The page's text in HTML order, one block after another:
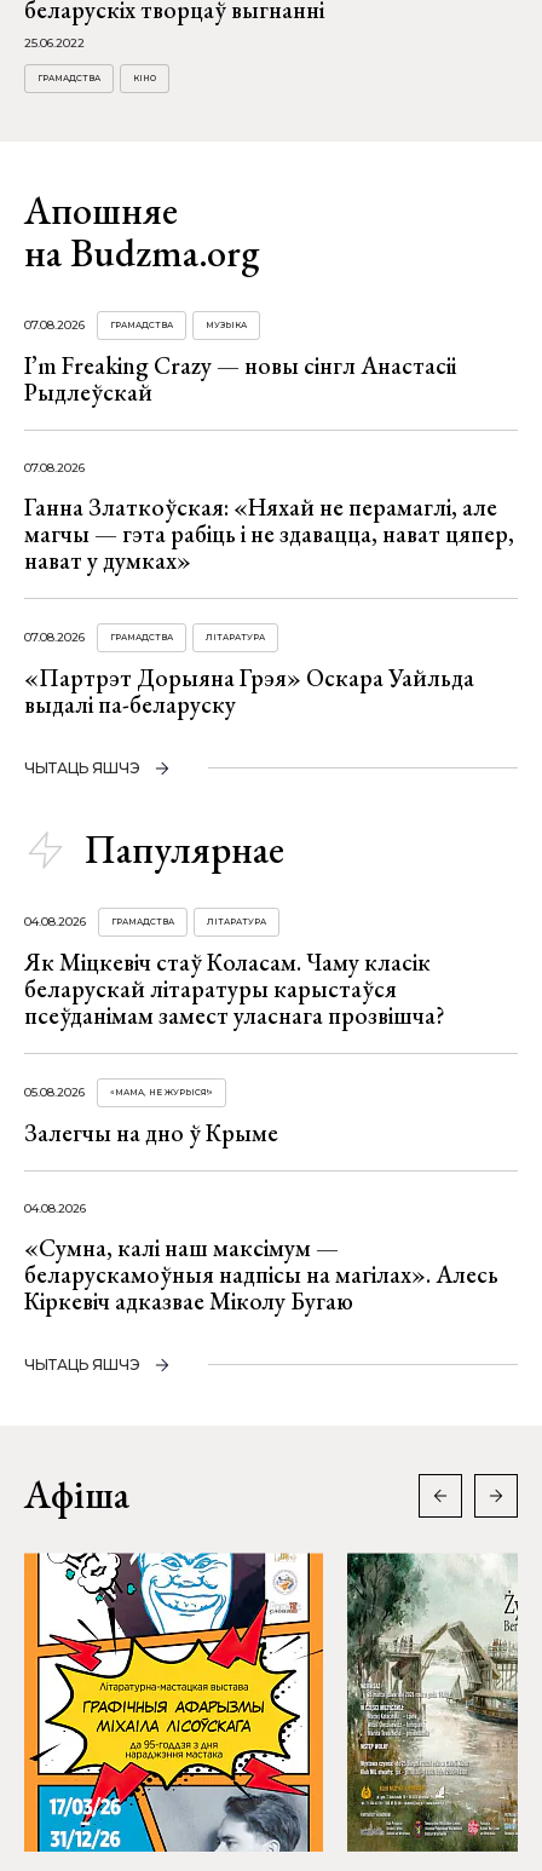
беларускіх творцаў выгнанні
25.06.2022
ГРАМАДСТВА КІНО
Апошняе
на Budzma.org
07.08.2026 ГРАМАДСТВА МУЗЫКА
I’m Freaking Crazy — новы сінгл Анастасіі
Рыдлеўскай
07.08.2026
Ганна Златкоўская: «Няхай не перамаглі, але
магчы — гэта рабіць і не здавацца, нават цяпер,
нават у думках»
07.08.2026 ГРАМАДСТВА ЛІТАРАТУРА
«Партрэт Дорыяна Грэя» Оскара Уайльда
выдалі па-беларуску
ЧЫТАЦЬ ЯШЧЭ
Папулярнае
04.08.2026 ГРАМАДСТВА ЛІТАРАТУРА
Як Міцкевіч стаў Коласам. Чаму класік
беларускай літаратуры карыстаўся
псеўданімам замест уласнага прозвішча?
05.08.2026 «МАМА, НЕ ЖУРЫСЯ!»
Залегчы на дно ў Крыме
04.08.2026
«Сумна, калі наш максімум —
беларускамоўныя надпісы на магілах». Алесь
Кіркевіч адказвае Міколу Бугаю
ЧЫТАЦЬ ЯШЧЭ
Афіша